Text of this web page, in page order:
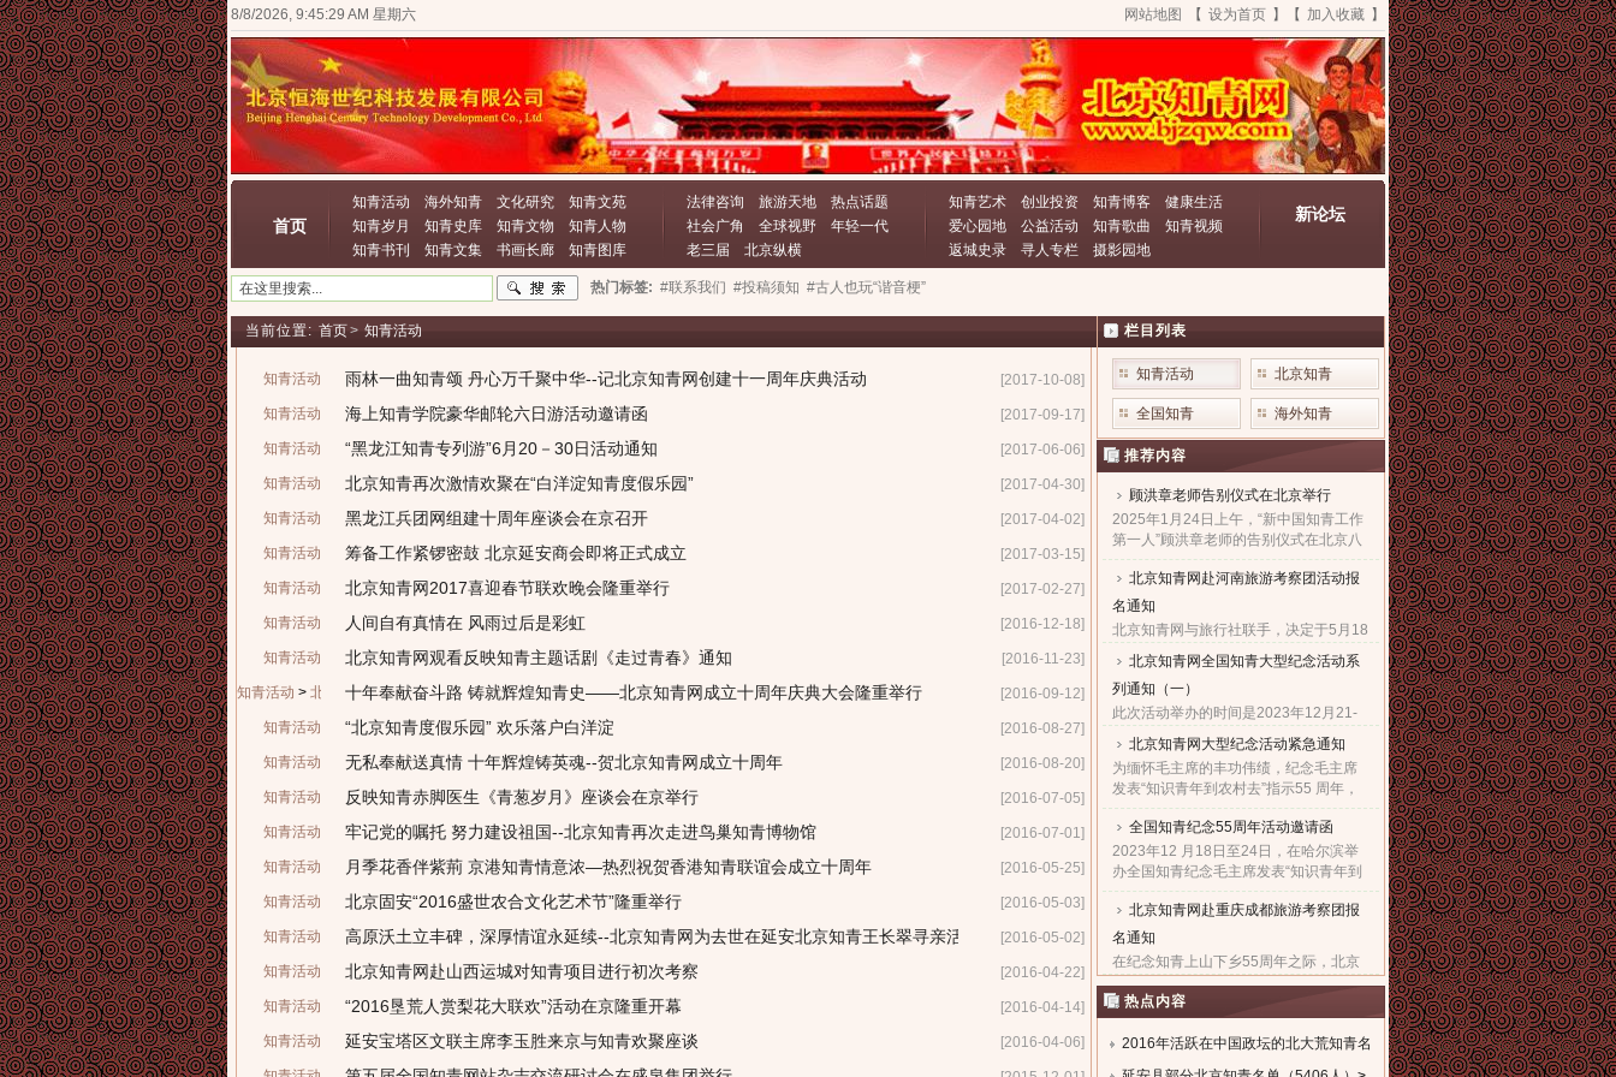
8/8/2026, 9:45:29 AM 星期六 网站地图 【 设为首页 】【 加入收藏 】
首页
知青活动 海外知青 文化研究
知青文苑
知青岁月
知青史库 知青文物
知青人物
知青书刊
知青文集 书画长廊 知青图库
法律咨询 旅游天地
热点话题
社会广角
全球视野
年轻一代
老三届
北京纵横
知青艺术 创业投资 知青博客
健康生活
爱心园地
公益活动 知青歌曲
知青视频
返城史录
寻人专栏 摄影园地
新论坛
热门标签: #联系我们 #投稿须知 #古人也玩“谐音梗”
当前位置: 首页> 知青活动
知青活动 雨林一曲知青颂 丹心万千聚中华--记北京知青网创建十一周年庆典活动
[2017-10-08]
知青活动
海上知青学院豪华邮轮六日游活动邀请函
[2017-09-17]
知青活动
“黑龙江知青专列游”6月20－30日活动通知
[2017-06-06]
知青活动
北京知青再次激情欢聚在“白洋淀知青度假乐园”
[2017-04-30]
知青活动
黑龙江兵团网组建十周年座谈会在京召开
[2017-04-02]
知青活动
筹备工作紧锣密鼓 北京延安商会即将正式成立
[2017-03-15]
知青活动
北京知青网2017喜迎春节联欢晚会隆重举行
[2017-02-27]
知青活动
人间自有真情在 风雨过后是彩虹
[2016-12-18]
知青活动
北京知青网观看反映知青主题话剧《走过青春》通知
[2016-11-23]
知青活动 > 北京知青十年奉献奋斗路 铸就辉煌知青史——北京知青网成立十周年庆典大会隆重举行
[2016-09-12]
知青活动
“北京知青度假乐园” 欢乐落户白洋淀
[2016-08-27]
知青活动
无私奉献送真情 十年辉煌铸英魂--贺北京知青网成立十周年
[2016-08-20]
知青活动
反映知青赤脚医生《青葱岁月》座谈会在京举行
[2016-07-05]
知青活动
牢记党的嘱托 努力建设祖国--北京知青再次走进鸟巢知青博物馆
[2016-07-01]
知青活动
月季花香伴紫荊 京港知青情意浓—热烈祝贺香港知青联谊会成立十周年
[2016-05-25]
知青活动
北京固安“2016盛世农合文化艺术节”隆重举行
[2016-05-03]
知青活动
高原沃土立丰碑，深厚情谊永延续--北京知青网为去世在延安北京知青王长翠寻亲活动记实（上）
[2016-05-02]
知青活动
北京知青网赴山西运城对知青项目进行初次考察
[2016-04-22]
知青活动
“2016垦荒人赏梨花大联欢”活动在京隆重开幕
[2016-04-14]
知青活动
延安宝塔区文联主席李玉胜来京与知青欢聚座谈
[2016-04-06]
栏目列表
知青活动 北京知青
全国知青 海外知青
推荐内容
顾洪章老师告别仪式在北京举行
2025年1月24日上午，“新中国知青工作
第一人”顾洪章老师的告别仪式在北京八
宝山革命公墓殡仪馆隆重举行。...
北京知青网赴河南旅游考察团活动报
名通知
北京知青网与旅行社联手，决定于5月18
日组织“赴河南旅游考察团”，热烈欢迎广
大知青朋友与亲朋好友们，都能一起来
参加这次极有意义的旅游考察活动。...
北京知青网全国知青大型纪念活动系
列通知（一）
此次活动举办的时间是2023年12月21-
28日。报名的截止日期是2023年12月5
日。因需提前订票，故望准备参加此次
活动的知青朋友一定要尽快抓紧时间报
名。...
北京知青网大型纪念活动紧急通知
为缅怀毛主席的丰功伟绩，纪念毛主席
发表“知识青年到农村去”指示55 周年，
北京知青网、北京知青文化研究会决定
于 2023年12 月21日至27日，在西安举
办隆重的知青纪念大型系......
全国知青纪念55周年活动邀请函
2023年12 月18日至24日，在哈尔滨举
办全国知青纪念毛主席发表“知识青年到
农村去”指示55周年暨毛主席诞辰130周
年大型系列活动，组委会热烈欢迎全国
知青及亲友们积极踊跃报......
北京知青网赴重庆成都旅游考察团报
名通知
在纪念知青上山下乡55周年之际，北京
知青网经与重庆成都知青组织商议决
定，在10月24日组织“赴重庆成都旅游考
察”活动。热烈欢迎知青朋友与所有亲朋
好友们一起来积极参加这......
热点内容
2016年活跃在中国政坛的北大荒知青名